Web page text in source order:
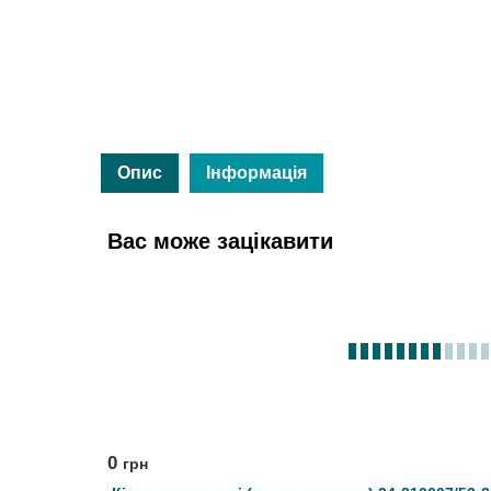
Опис Інформація
Вас може зацікавити
0 грн